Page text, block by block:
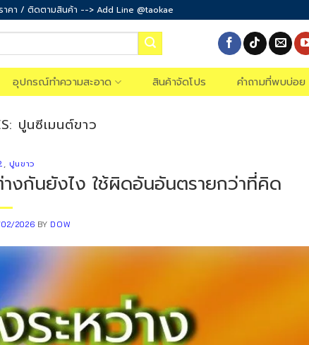
าคา / ติดตามสินค้า --> Add Line @taokae
อุปกรณ์ทำความสะอาด สินค้าจัดโปร คำถามที่พบบ่อย
ปูนซีเมนต์ขาว
, ปูนขาว
งกันยังไง ใช้ผิดอันอันตรายกว่าที่คิด
2026 BY DOW